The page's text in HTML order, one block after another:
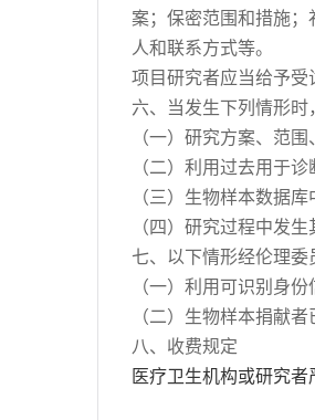
案；保密范围和措施
人和联系方式等。
项目研究者应当给予
六、当发生下列情形
（一）研究方案、范
（二）利用过去用于
（三）生物样本数据
（四）研究过程中发
七、以下情形经伦理
（一）利用可识别身
（二）生物样本捐献
八、 收费规定
医疗卫生机构或研究